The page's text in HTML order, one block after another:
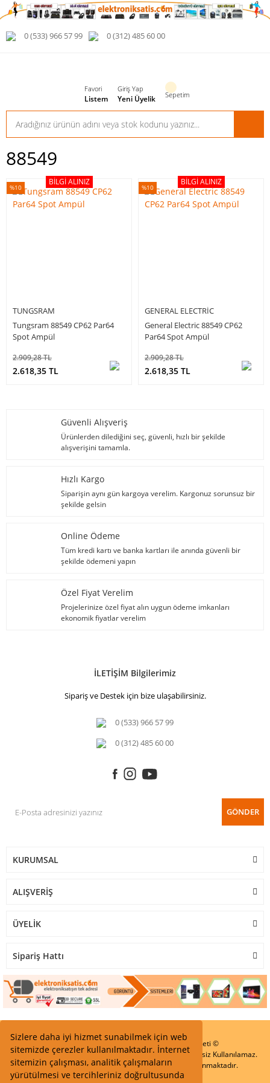
Sizlere daha iyi hizmet sunabilmek için web
sitemizde çerezler kullanılmaktadır. İnternet
sitemizin çalışması, analitik çalışmaların
yürütülmesi ve tercihleriniz doğrultusunda
0 (533) 966 57 99 0 (312) 485 60 00
Favori
Listem
Giriş Yap
Yeni Üyelik Sepetim
88549
BILGI ALINIZ
TUNGSRAM
Tungsram 88549 CP62 Par64
Spot Ampül
%10
2.909,28 TL
2.618,35 TL
BILGI ALINIZ
GENERAL ELECTRIC
General Electric 88549 CP62
Par64 Spot Ampül
%10
2.909,28 TL
2.618,35 TL
Güvenli Alışveriş
Ürünlerden dilediğini seç, güvenli, hızlı bir şekilde
alışverişini tamamla.
Hızlı Kargo
Siparişin aynı gün kargoya verelim. Kargonuz sorunsuz bir
şekilde gelsin
Online Ödeme
Tüm kredi kartı ve banka kartları ile anında güvenli bir
şekilde ödemeni yapın
Özel Fiyat Verelim
Projelerinize özel fiyat alın uygun ödeme imkanları
ekonomik fiyatlar verelim
İLETİŞİM Bilgilerimiz
Sipariş ve Destek için bize ulaşabilirsiniz.
0 (533) 966 57 99
0 (312) 485 60 00
GÖNDER
KURUMSAL
ALIŞVERİŞ
ÜYELİK
Sipariş Hattı
Start Elektronik Sanayi ve Ticaret Limited Şirketi ©
Resimler Yazılar ve İçeriklerin Tüm hakları saklıdır ve İzinsiz Kullanılamaz.
Kredi kartı bilgileriniz 256bit SSL Sertifikası ile Korunmaktadır.